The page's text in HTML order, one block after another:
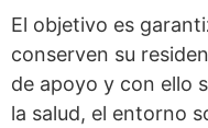
El objetivo es
conserven su
de apoyo y con ello
la salud, el entorno